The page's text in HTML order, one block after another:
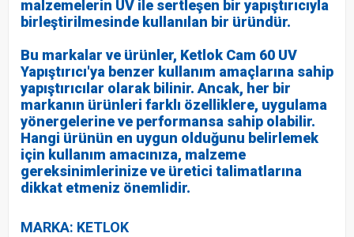
malzemelerin UV ile sertleşen bir yapıştırıcıyla
birleştirilmesinde kullanılan bir üründür.
Bu markalar ve ürünler, Ketlok Cam 60 UV
Yapıştırıcı'ya benzer kullanım amaçlarına sahip
yapıştırıcılar olarak bilinir. Ancak, her bir
markanın ürünleri farklı özelliklere, uygulama
yönergelerine ve performansa sahip olabilir.
Hangi ürünün en uygun olduğunu belirlemek
için kullanım amacınıza, malzeme
gereksinimlerinize ve üretici talimatlarına
dikkat etmeniz önemlidir.
MARKA: KETLOK